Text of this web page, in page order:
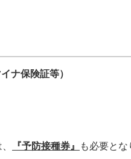
ナ保険証等）
『予防接種券』 も必要とな